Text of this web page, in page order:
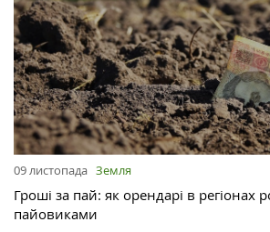
09 листопада Земля
Гроші за пай: як орендарі в регіонах
пайовиками